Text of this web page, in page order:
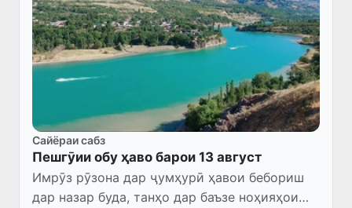
Сайёраи сабз
Пешгӯии обу ҳаво барои 13 август
Имрӯз рӯзона дар ҷумҳурӣ ҳавои бебориш
дар назар буда, танҳо дар баъзе ноҳияҳои